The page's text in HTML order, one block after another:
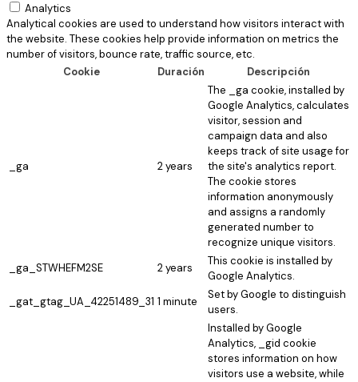
Analytics
Analytical cookies are used to understand how visitors interact with
the website. These cookies help provide information on metrics the
number of visitors, bounce rate, traffic source, etc.
Cookie
Duración Descripción
_ga 2 years
The _ga cookie, installed by
Google Analytics, calculates
visitor, session and
campaign data and also
keeps track of site usage for
the site's analytics report.
The cookie stores
information anonymously
and assigns a randomly
generated number to
recognize unique visitors.
_ga_STWHEFM2SE
2 years
This cookie is installed by
Google Analytics.
_gat_gtag_UA_42251489_31 1 minute
Set by Google to distinguish
users.
Installed by Google
Analytics, _gid cookie
stores information on how
visitors use a website, while